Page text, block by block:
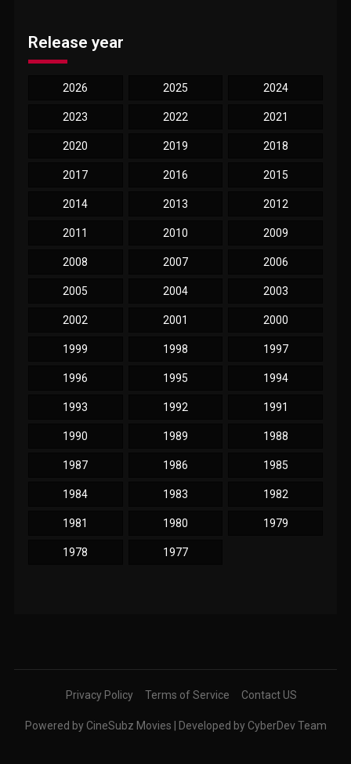
Release year
2026 2025 2024
2023 2022 2021
2020 2019 2018
2017 2016 2015
2014 2013 2012
2011 2010 2009
2008 2007 2006
2005 2004 2003
2002 2001 2000
1999 1998 1997
1996 1995 1994
1993 1992 1991
1990 1989 1988
1987 1986 1985
1984 1983 1982
1981 1980 1979
1978 1977
Privacy Policy Terms of Service Contact US
Powered by CineSubz Movies | Developed by CyberDev Team